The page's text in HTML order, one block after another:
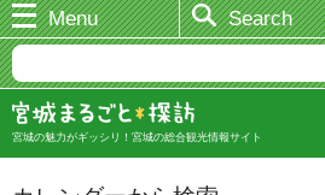
Menu Search
宮城の魅力がギッシリ！宮城の総合観光情報サイト